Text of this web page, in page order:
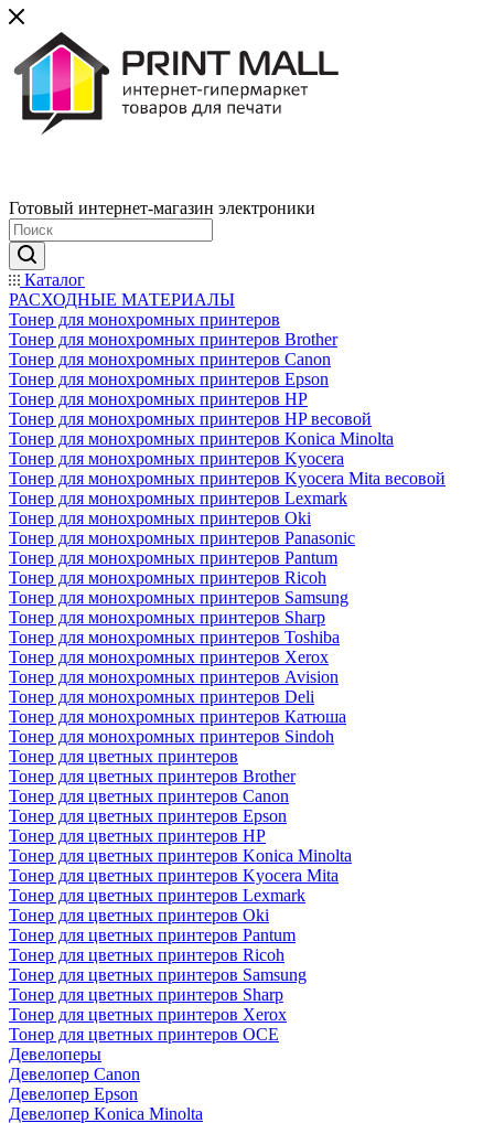
Готовый интернет-магазин электроники
Каталог
РАСХОДНЫЕ МАТЕРИАЛЫ
Тонер для монохромных принтеров
Тонер для монохромных принтеров Brother
Тонер для монохромных принтеров Canon
Тонер для монохромных принтеров Epson
Тонер для монохромных принтеров HP
Тонер для монохромных принтеров HP весовой
Тонер для монохромных принтеров Konica Minolta
Тонер для монохромных принтеров Kyocera
Тонер для монохромных принтеров Kyocera Mita весовой
Тонер для монохромных принтеров Lexmark
Тонер для монохромных принтеров Oki
Тонер для монохромных принтеров Panasonic
Тонер для монохромных принтеров Pantum
Тонер для монохромных принтеров Ricoh
Тонер для монохромных принтеров Samsung
Тонер для монохромных принтеров Sharp
Тонер для монохромных принтеров Toshiba
Тонер для монохромных принтеров Xerox
Тонер для монохромных принтеров Avision
Тонер для монохромных принтеров Deli
Тонер для монохромных принтеров Катюша
Тонер для монохромных принтеров Sindoh
Тонер для цветных принтеров
Тонер для цветных принтеров Brother
Тонер для цветных принтеров Canon
Тонер для цветных принтеров Epson
Тонер для цветных принтеров HP
Тонер для цветных принтеров Konica Minolta
Тонер для цветных принтеров Kyocera Mita
Тонер для цветных принтеров Lexmark
Тонер для цветных принтеров Oki
Тонер для цветных принтеров Pantum
Тонер для цветных принтеров Ricoh
Тонер для цветных принтеров Samsung
Тонер для цветных принтеров Sharp
Тонер для цветных принтеров Xerox
Тонер для цветных принтеров OCE
Девелоперы
Девелопер Canon
Девелопер Epson
Девелопер Konica Minolta